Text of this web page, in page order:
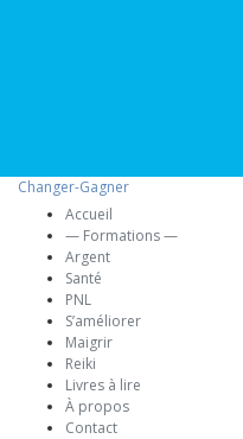
Changer-Gagner
Accueil
— Formations —
Argent
Santé
PNL
S’améliorer
Maigrir
Reiki
Livres à lire
À propos
Contact